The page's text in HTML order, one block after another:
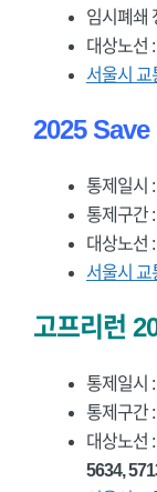
임시폐쇄
대상노선 :
서울시 교
2025 Save
통제일시 :
통제구간
대상노선 :
서울시 교
고프리런
통제일시 :
통제구간
대상노선 :
5634,